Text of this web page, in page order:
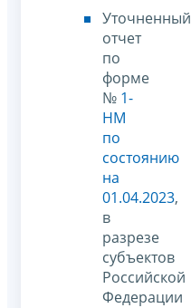
Уточненный
отчет
по
форме
№ 1-
НМ
по
состоянию
на
01.04.2023,
в
разрезе
субъектов
Российской
Федерации